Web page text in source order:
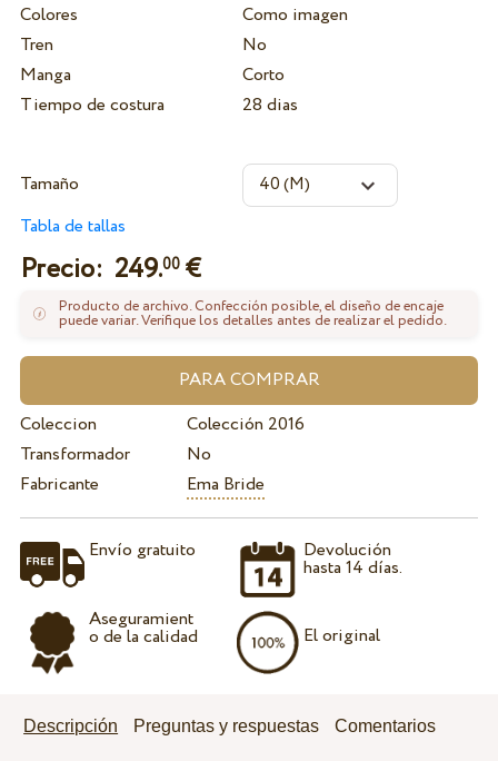
Colores
Como imagen
Tren
No
Manga
Corto
Tiempo de costura
28 dias
Tamaño
Tabla de tallas
Precio: 249.00€
Producto de archivo. Confección posible, el diseño de encaje
puede variar. Verifique los detalles antes de realizar el pedido.
Coleccion
Colección 2016
Transformador
No
Fabricante
Ema Bride
Envío gratuito
Aseguramient
o de la calidad
Devolución
hasta 14 días.
El original
Descripción Preguntas y respuestas Comentarios